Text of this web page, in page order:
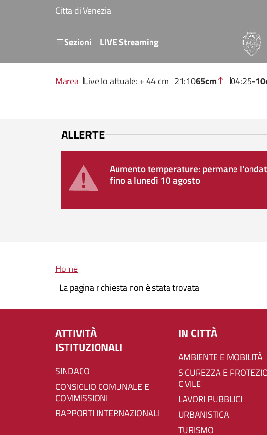
Salta al contenuto principale
Citta di Venezia
SezioniMenu secondario
LIVE Streaming
Marea Livello attuale: + 44 cm 21:1065cm 04:25-
ALLERTE
Aumento temperature: permane
fino a lunedì 10 agosto
Briciole di pane
Home
La pagina richiesta non è stata trovata.
ATTIVITÀ
ISTITUZIONALI
SINDACO
CONSIGLIO COMUNALE E
COMMISSIONI
RAPPORTI INTERNAZIONALI
IN CITTÀ
AMBIENTE E MOBILITÀ
SICUREZZA E PROTEZIONE
CIVILE
LAVORI PUBBLICI
URBANISTICA
TURISMO